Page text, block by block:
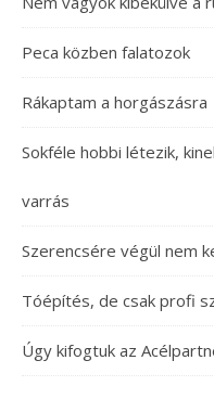
Peca közben falatozok
Rákaptam a horgászásra
Sokféle hobbi létezik,
varrás
Szerencsére végül nem
Tóépítés, de csak profi
Úgy kifogtuk az